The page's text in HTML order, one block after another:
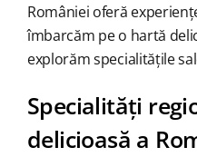
României oferă
îmbarcăm pe o hartă
explorăm specialitățile
Specialități
delicioasă a